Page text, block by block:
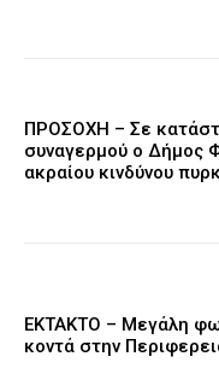
ΠΡΟΣΟΧΗ – Σε
συναγερμού ο Δήμος
ακραίου κινδύνου
ΕΚΤΑΚΤΟ – Μεγάλη
κοντά στην